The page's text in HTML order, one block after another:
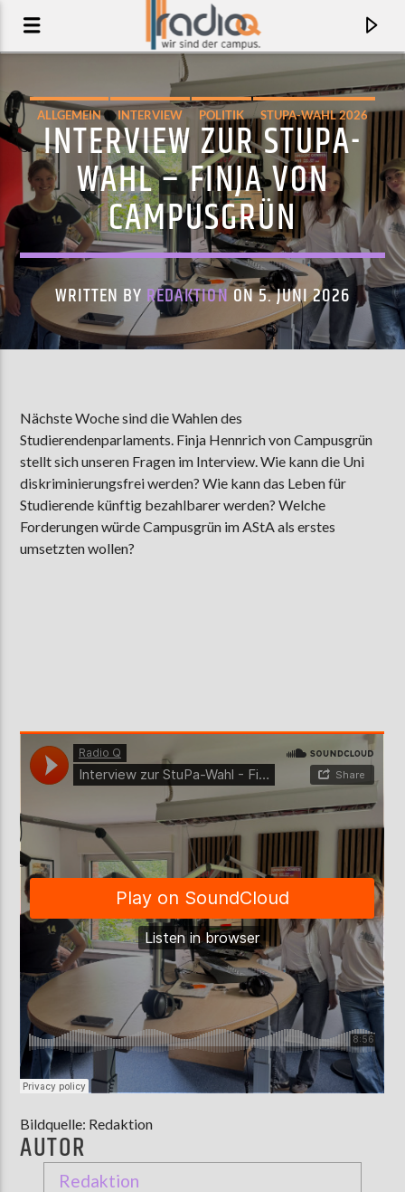
AKTUELLER TRACK
AKTUELLE SENDUNG
MOEBIUS
00:00 09:00
ALLGEMEIN INTERVIEW POLITIK STUPA-WAHL 2026
INTERVIEW ZUR STUPA-
WAHL – FINJA VON
CAMPUSGRÜN
WRITTEN BY REDAKTIONON 5. JUNI 2026
Nächste Woche sind die Wahlen des
Studierendenparlaments. Finja Hennrich von Campusgrün
stellt sich unseren Fragen im Interview. Wie kann die Uni
diskriminierungsfrei werden? Wie kann das Leben für
Studierende künftig bezahlbarer werden? Welche
Forderungen würde Campusgrün im AStA als erstes
umsetzten wollen?
Bildquelle: Redaktion
AUTOR
Redaktion